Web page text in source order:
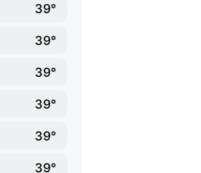
39°
39°
39°
39°
39°
39°